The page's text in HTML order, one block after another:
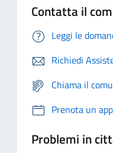
Contatta il
Leggi le
Richiedi
Chiama il
Prenota un
Problemi in